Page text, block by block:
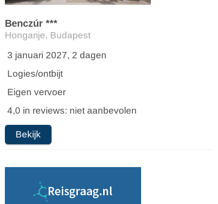
Benczúr ***
Hongarije, Budapest
3 januari 2027, 2 dagen
Logies/ontbijt
Eigen vervoer
4,0 in reviews: niet aanbevolen
Bekijk